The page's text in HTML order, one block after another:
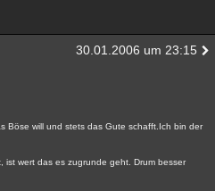
30.01.2006 um 23:15
Böse will und stets das Gute schafft.Ich bin der
ist wert das es zugrunde geht. Drum besser